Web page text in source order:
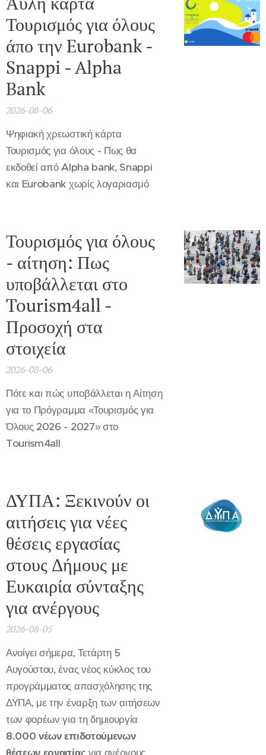
Τουρισμός για όλους
άπο την Eurobank -
Snappi - Alpha
Bank
2026-08-06
Ψηφιακή χρεωστική κάρτα
Τουρισμός για όλους - Πως θα
εκδοθεί από Alpha bank, Snappi
και Eurobank χωρίς λογαριασμό
Τουρισμός για όλους
- αίτηση: Πως
υποβάλλεται στο
Tourism4all -
Προσοχή στα
στοιχεία
2026-08-06
Πότε και πώς υποβάλλεται η Αίτηση
για το Πρόγραμμα «Τουρισμός για
Όλους 2026 - 2027» στο
Tourism4all
ΔΥΠΑ: Ξεκινούν οι
αιτήσεις για νέες
θέσεις εργασίας
στους Δήμους με
Ευκαιρία σύνταξης
για ανέργους
2026-08-05
Ανοίγει σήμερα, Τετάρτη 5
Αυγούστου, ένας νέος κύκλος του
προγράμματος απασχόλησης της
ΔΥΠΑ, με την έναρξη των αιτήσεων
των φορέων για τη δημιουργία
8.000 νέων επιδοτούμενων